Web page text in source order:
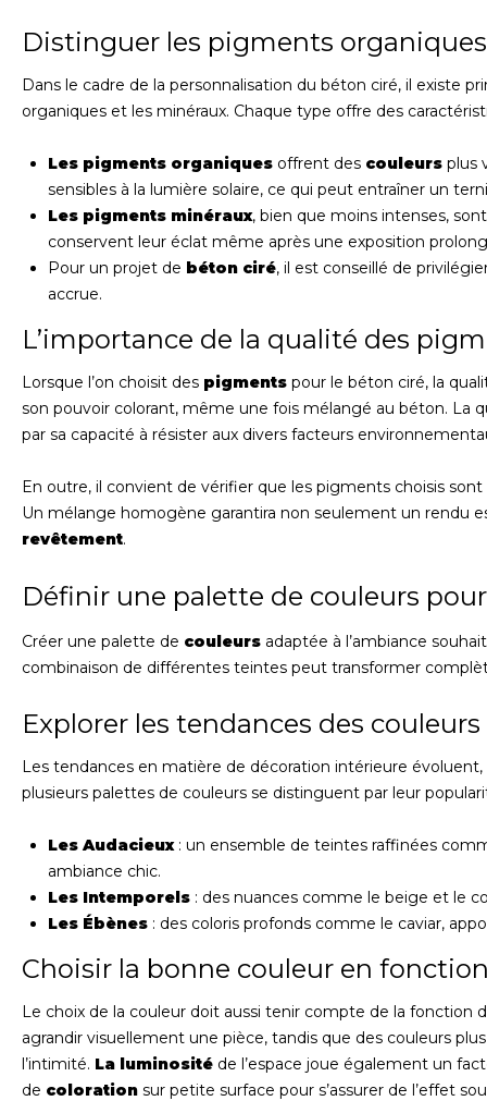
Distinguer les pigments
Dans le cadre de la personnalisation du béton ciré, il existe
organiques et les minéraux. Chaque type offre des
Les pigments organiques offrent des couleurs plus
sensibles à la lumière solaire, ce qui peut entraîner un
Les pigments minéraux, bien que moins intenses,
conservent leur éclat même après une exposition
Pour un projet de béton ciré, il est conseillé de
accrue.
L’importance de la qualité des
Lorsque l’on choisit des pigments pour le béton ciré, la
son pouvoir colorant, même une fois mélangé au béton. La
par sa capacité à résister aux divers facteurs
En outre, il convient de vérifier que les pigments choisis
Un mélange homogène garantira non seulement un rendu
revêtement.
Définir une palette de couleurs
Créer une palette de couleurs adaptée à l’ambiance
combinaison de différentes teintes peut transformer
Explorer les tendances des couleurs
Les tendances en matière de décoration intérieure
plusieurs palettes de couleurs se distinguent par leur
Les Audacieux: un ensemble de teintes raffinées
ambiance chic.
Les Intemporels : des nuances comme le beige et le
Les Ébènes : des coloris profonds comme le caviar,
Choisir la bonne couleur en fonction
Le choix de la couleur doit aussi tenir compte de la fonction
agrandir visuellement une pièce, tandis que des couleurs
l’intimité. La luminosité de l’espace joue également un
de coloration sur petite surface pour s’assurer de l’effet